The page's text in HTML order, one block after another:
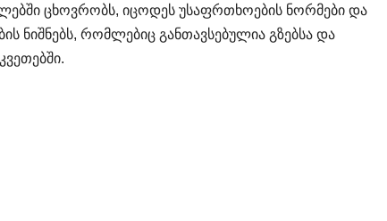
ცხოვრობს, იცოდეს უსაფრთხოების ნორმები და
ნიშნებს, რომლებიც განთავსებულია გზებსა და